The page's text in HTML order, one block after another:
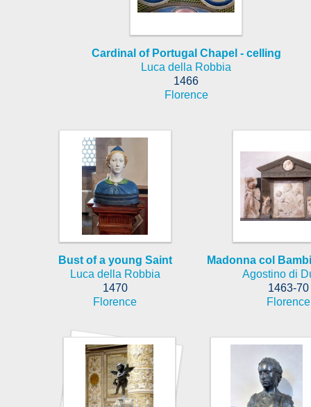
Cardinal of Portugal Chapel - celling
Luca della Robbia
1466
Florence
Bust of a young Saint
Luca della Robbia
1470
Florence
Madonna col
Agostino di
1463-70
Florence